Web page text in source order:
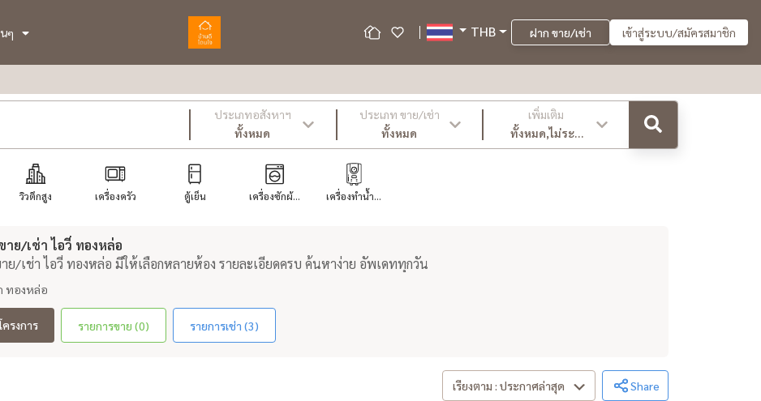
ๆ THB ฝาก ขาย/เช่า เข้าสู่ระบบ/สมัครสมาชิก
ประเภทอสังหาฯ
ทั้งหมด
ประเภท ขาย/เช่า
ทั้งหมด
เพิ่มเติม
ทั้งหมด,ไม่ระบุ
,ล่าสุด
วิวตึกสูง เครื่องครัว ตู้เย็น เครื่องซักผ้... เครื่องทำน้ำ...
าย/เช่า ไอวี่ ทองหล่อ
ย/เช่า ไอวี่ ทองหล่อ มีให้เลือกหลายห้อง รายละเอียดครบ ค้นหาง่าย อัพเดททุกวัน
ทองหล่อ
รงการ รายการขาย (0) รายการเช่า (3)
เรียงตาม : ประกาศล่าสุด Share